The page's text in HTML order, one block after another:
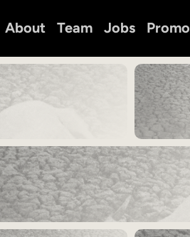
About Team Jobs Promo